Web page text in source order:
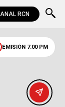
RCN
EMISIÓN 7:00 PM